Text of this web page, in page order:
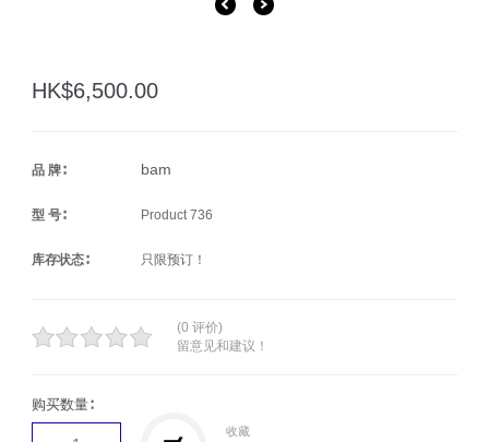
HK$6,500.00
品 牌∶ bam
型 号∶ Product 736
库存状态∶ 只限预订！
(0 评价)
留意见和建议！
购买数量∶
收藏